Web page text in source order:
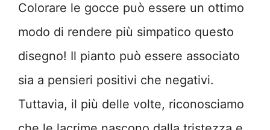
Colorare le gocce può essere un ottimo
modo di rendere più simpatico questo
disegno! Il pianto può essere associato
sia a pensieri positivi che negativi.
Tuttavia, il più delle volte, riconosciamo